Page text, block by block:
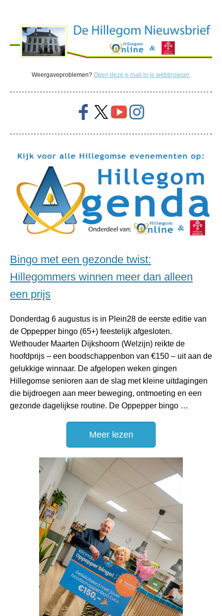
Weergaveproblemen? Open deze e-mail in je webbrowser.
Bingo met een gezonde twist:
Hillegommers winnen meer dan alleen
een prijs
Donderdag 6 augustus is in Plein28 de eerste editie van
de Oppepper bingo (65+) feestelijk afgesloten.
Wethouder Maarten Dijkshoorn (Welzijn) reikte de
hoofdprijs – een boodschappenbon van €150 – uit aan de
gelukkige winnaar. De afgelopen weken gingen
Hillegomse senioren aan de slag met kleine uitdagingen
die bijdroegen aan meer beweging, ontmoeting en een
gezonde dagelijkse routine. De Oppepper bingo …
Meer lezen